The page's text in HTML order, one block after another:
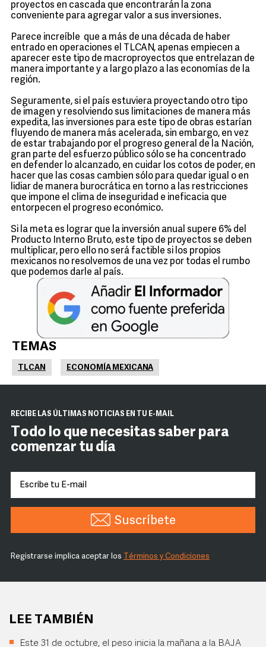
proyectos en cascada que encontrarán la zona
conveniente para agregar valor a sus inversiones.
Parece increíble que a más de una década de haber
entrado en operaciones el TLCAN, apenas empiecen a
aparecer este tipo de macroproyectos que entrelazan de
manera importante y a largo plazo a las economías de la
región.
Seguramente, si el país estuviera proyectando otro tipo
de imagen y resolviendo sus limitaciones de manera más
expedita, las inversiones para este tipo de obras estarían
fluyendo de manera más acelerada, sin embargo, en vez
de estar trabajando por el progreso general de la Nación,
gran parte del esfuerzo público sólo se ha concentrado
en defender lo alcanzado, en cuidar los cotos de poder, en
hacer que las cosas cambien sólo para quedar igual o en
lidiar de manera burocrática en torno a las restricciones
que impone el clima de inseguridad e ineficacia que
entorpecen el progreso económico.
Si la meta es lograr que la inversión anual supere 6% del
Producto Interno Bruto, este tipo de proyectos se deben
multiplicar, pero ello no será factible si los propios
mexicanos no resolvemos de una vez por todas el rumbo
que podemos darle al país.
TEMAS
TLCAN ECONOMÍA MEXICANA
RECIBE LAS ÚLTIMAS NOTICIAS EN TU E-MAIL
Todo lo que necesitas saber para
comenzar tu día
Suscríbete
Registrarse implica aceptar los Términos y Condiciones
LEE TAMBIÉN
Este 31 de octubre, el peso inicia la mañana a la BAJA